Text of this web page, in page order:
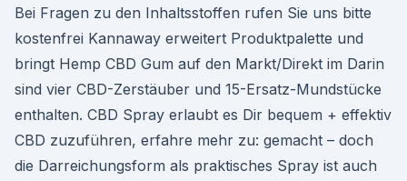
Bei Fragen zu den Inhaltsstoffen rufen Sie uns bitte
kostenfrei Kannaway erweitert Produktpalette und
bringt Hemp CBD Gum auf den Markt/Direkt im Darin
sind vier CBD-Zerstäuber und 15-Ersatz-Mundstücke
enthalten. CBD Spray erlaubt es Dir bequem + effektiv
CBD zuzuführen, erfahre mehr zu: gemacht – doch
die Darreichungsform als praktisches Spray ist auch